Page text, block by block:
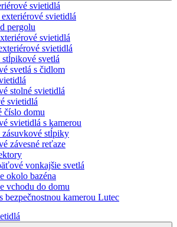
svietidlá
svietidlá
pergolu
svietidlá
svietidlá
stĺpikové svetlá
svetlá s čidlom
stolné svietidlá
svietidlá
číslo domu
svietidlá s kamerou
zásuvkové stĺpiky
závesné reťaze
vonkajšie svetlá
okolo bazéna
vchodu do domu
bezpečnostnou kamerou Lutec